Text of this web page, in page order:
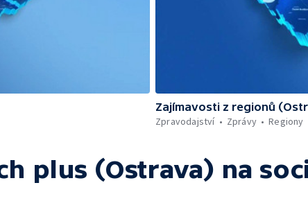
Zajímavosti z regionů
Zpravodajství
Zprávy Regiony
plus (Ostrava) na